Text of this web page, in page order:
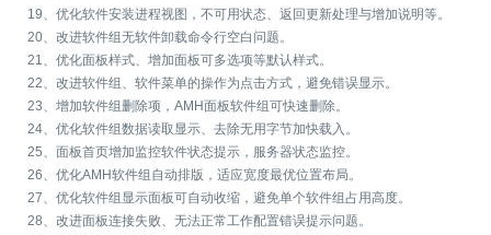
19、优化软件安装进程视图，不可用状态、返回更新处理与增加说明等。
20、改进软件组无软件卸载命令行空白问题。
21、优化面板样式、增加面板可多选项等默认样式。
22、改进软件组、软件菜单的操作为点击方式，避免错误显示。
23、增加软件组删除项，AMH面板软件组可快速删除。
24、优化软件组数据读取显示、去除无用字节加快载入。
25、面板首页增加监控软件状态提示，服务器状态监控。
26、优化AMH软件组自动排版，适应宽度最优位置布局。
27、优化软件组显示面板可自动收缩，避免单个软件组占用高度。
28、改进面板连接失败、无法正常工作配置错误提示问题。